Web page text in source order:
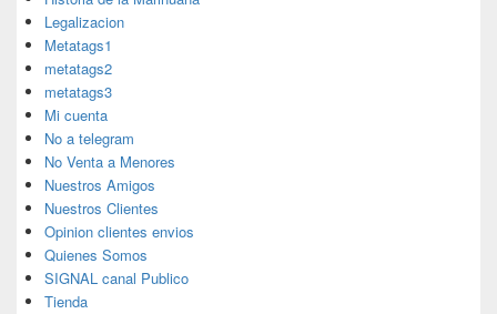
Legalizacion
Metatags1
metatags2
metatags3
Mi cuenta
No a telegram
No Venta a Menores
Nuestros Amigos
Nuestros Clientes
Opinion clientes envios
Quienes Somos
SIGNAL canal Publico
Tienda